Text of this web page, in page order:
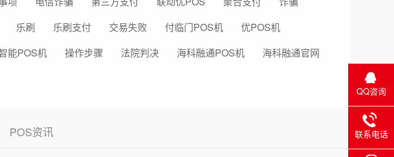
乐刷 乐刷支付 交易失败 付临门POS机
优POS机
能POS机 操作步骤 法院判决 海科融通POS机
海科融通官网
POS资讯
QQ咨询
联系电话